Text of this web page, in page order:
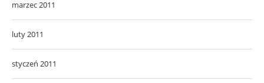
marzec 2011
luty 2011
styczeń 2011